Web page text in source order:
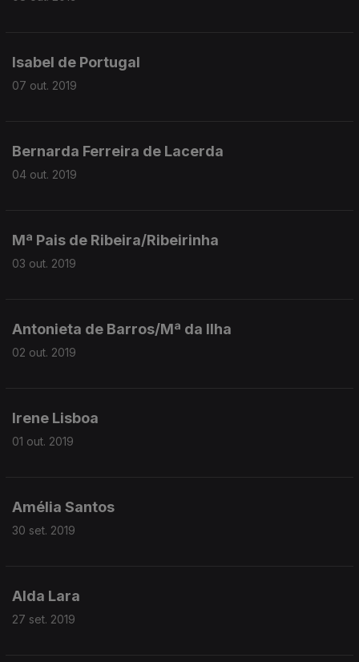
Isabel de Portugal
07 out. 2019
Bernarda Ferreira de Lacerda
04 out. 2019
Mª Pais de Ribeira/Ribeirinha
03 out. 2019
Antonieta de Barros/Mª da Ilha
02 out. 2019
Irene Lisboa
01 out. 2019
Amélia Santos
30 set. 2019
Alda Lara
27 set. 2019